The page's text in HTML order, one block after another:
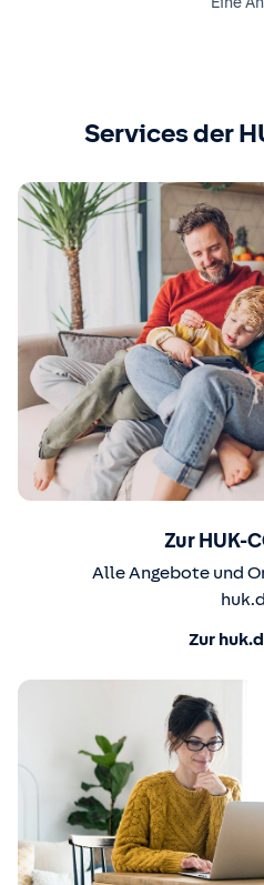
Services der
Zur HUK-
Alle Angebote und
Zur